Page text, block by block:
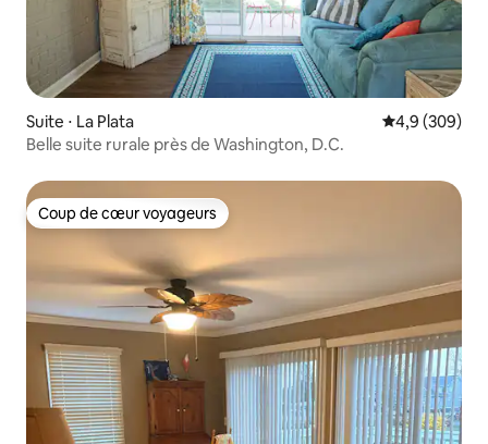
Suite ⋅ La Plata Évaluation
4,9 (309)
Belle suite rurale près de Washington, D.C.
Coup de cœur voyageurs
Coup de cœur voyageurs